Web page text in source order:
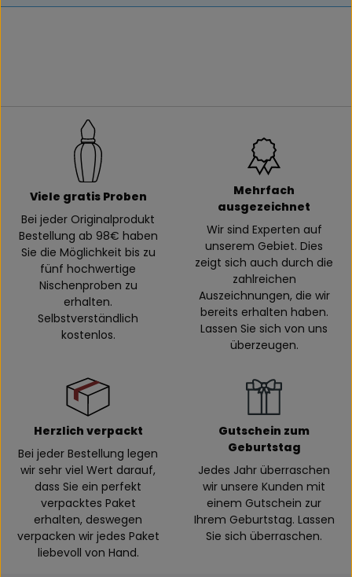
Viele gratis Proben
Bei jeder Originalprodukt
Bestellung ab 98€ haben
Sie die Möglichkeit bis zu
fünf hochwertige
Nischenproben zu
erhalten.
Selbstverständlich
kostenlos.
Mehrfach
ausgezeichnet
Wir sind Experten auf
unserem Gebiet. Dies
zeigt sich auch durch die
zahlreichen
Auszeichnungen, die wir
bereits erhalten haben.
Lassen Sie sich von uns
überzeugen.
Herzlich verpackt
Bei jeder Bestellung legen
wir sehr viel Wert darauf,
dass Sie ein perfekt
verpacktes Paket
erhalten, deswegen
verpacken wir jedes Paket
liebevoll von Hand.
Gutschein zum
Geburtstag
Jedes Jahr überraschen
wir unsere Kunden mit
einem Gutschein zur
Ihrem Geburtstag. Lassen
Sie sich überraschen.